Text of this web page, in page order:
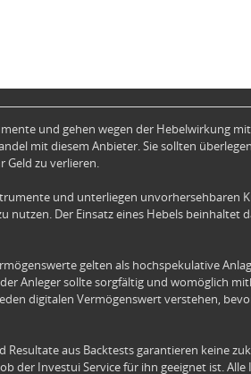
und gehen wegen der Hebelwirkung
mit diesem Anbieter. Sie sollten
Geld zu verlieren.
und unterliegen unvorhersehbaren
nutzen. Der Einsatz eines Hebels beinhaltet
gelten als hochspekulative
Anleger sollte sorgfältig und womöglich
digitalen Vermögenswert verstehen,
Resultate aus Backtests garantieren keine
der Investui Service für ihn geeignet ist.